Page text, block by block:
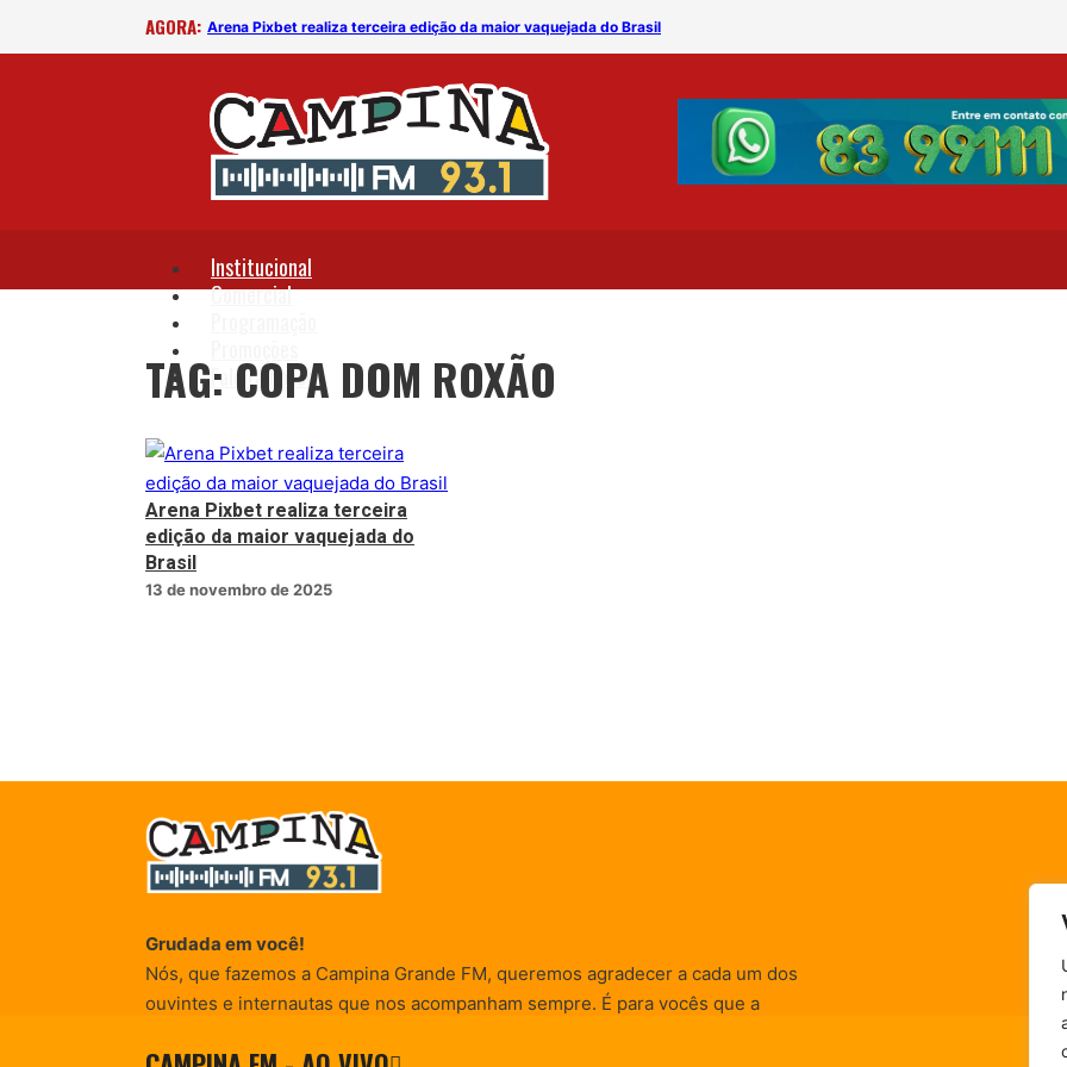
AGORA: Arena Pixbet realiza terceira edição da maior vaquejada do Brasil
Institucional
Comercial
Fale Conosco
TAG: COPA DOM ROXÃO
Arena Pixbet realiza terceira
edição da maior vaquejada do
Brasil
13 de novembro de 2025
Grudada em você!
Nós, que fazemos a Campina Grande FM, queremos agradecer a cada um dos
ouvintes e internautas que nos acompanham sempre. É para vocês que a